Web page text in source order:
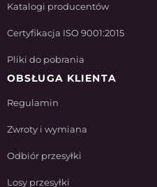
Katalogi producentów
Certyfikacja ISO 9001:2015
Pliki do pobrania
OBSŁUGA KLIENTA
Regulamin
Zwroty i wymiana
Odbiór przesyłki
Losy przesyłki